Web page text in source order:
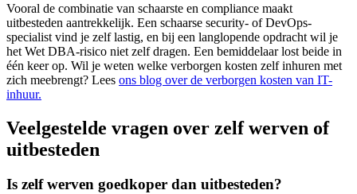
Vooral de combinatie van schaarste en compliance maakt
uitbesteden aantrekkelijk. Een schaarse security- of DevOps-
specialist vind je zelf lastig, en bij een langlopende opdracht wil je
het Wet DBA-risico niet zelf dragen. Een bemiddelaar lost beide in
één keer op. Wil je weten welke verborgen kosten zelf inhuren met
zich meebrengt? Lees ons blog over de verborgen kosten van IT-
inhuur.
Veelgestelde vragen over zelf werven of
uitbesteden
Is zelf werven goedkoper dan uitbesteden?